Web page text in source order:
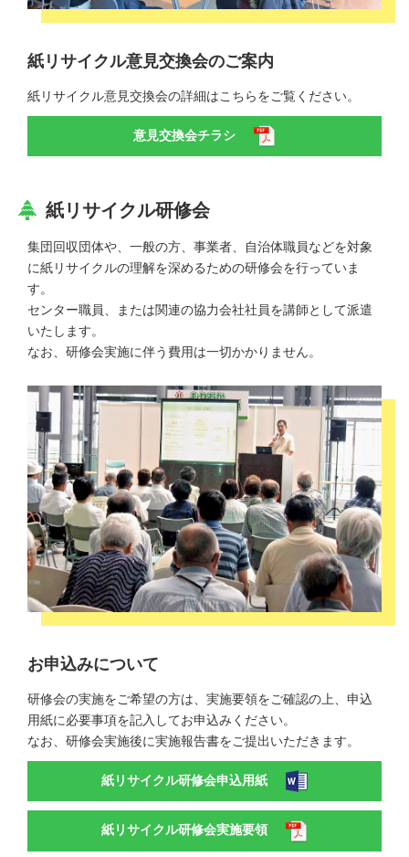
紙リサイクル意見交換会のご案内
紙リサイクル意見交換会の詳細はこちらをご覧ください。
意見交換会チラシ
紙リサイクル研修会
集団回収団体や、一般の方、事業者、自治体職員などを対象
に紙リサイクルの理解を深めるための研修会を行っていま
す。
センター職員、または関連の協力会社社員を講師として派遣
いたします。
なお、研修会実施に伴う費用は一切かかりません。
お申込みについて
研修会の実施をご希望の方は、実施要領をご確認の上、申込
用紙に必要事項を記入してお申込みください。
なお、研修会実施後に実施報告書をご提出いただきます。
紙リサイクル研修会申込用紙
紙リサイクル研修会実施要領